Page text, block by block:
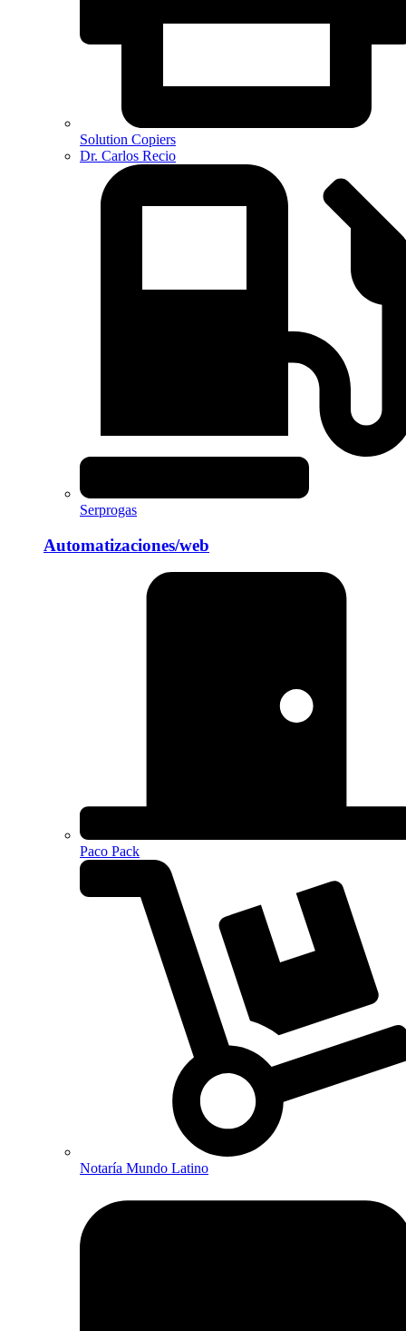
Solution Copiers
Dr. Carlos Recio
Serprogas
Automatizaciones/web
Paco Pack
Notaría Mundo Latino